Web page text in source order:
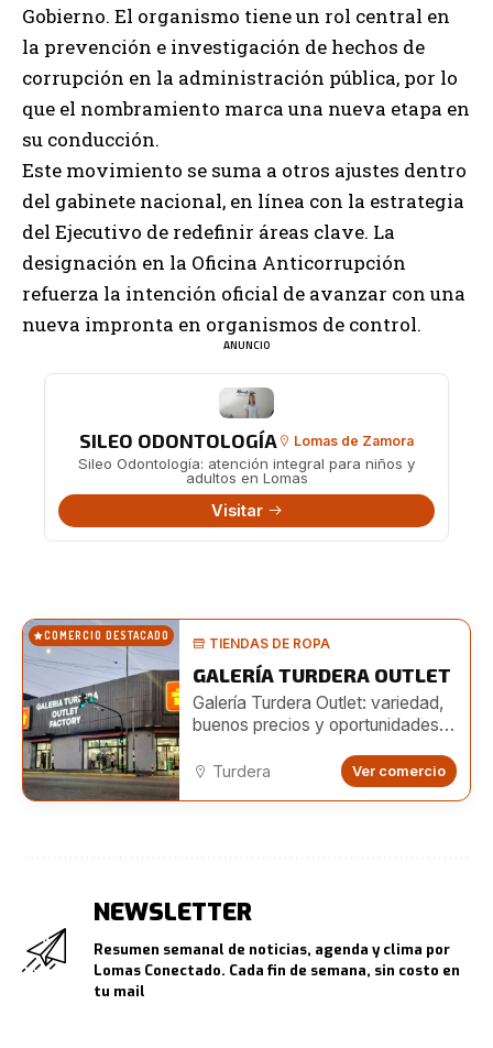
Gobierno. El organismo tiene un rol central en
la prevención e investigación de hechos de
corrupción en la administración pública, por lo
que el nombramiento marca una nueva etapa en
su conducción.
Este movimiento se suma a otros ajustes dentro
del gabinete nacional, en línea con la estrategia
del Ejecutivo de redefinir áreas clave. La
designación en la Oficina Anticorrupción
refuerza la intención oficial de avanzar con una
nueva impronta en organismos de control.
ANUNCIO
SILEO ODONTOLOGÍA Lomas de Zamora
Sileo Odontología: atención integral para niños y
adultos en Lomas
Visitar
COMERCIO DESTACADO TIENDAS DE ROPA
GALERÍA TURDERA OUTLET
Galería Turdera Outlet: variedad,
buenos precios y oportunidades
Turdera Ver comercio
NEWSLETTER
Resumen semanal de noticias, agenda y clima por
Lomas Conectado. Cada fin de semana, sin costo en
tu mail